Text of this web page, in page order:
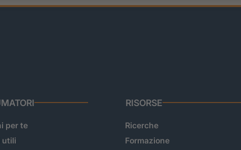
per te
utili
RISORSE
Ricerche
Formazione